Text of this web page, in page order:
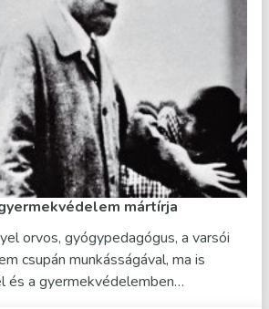
mártírja
orvos, gyógypedagógus, a varsói
csupán munkásságával, ma is
és a gyermekvédelemben…